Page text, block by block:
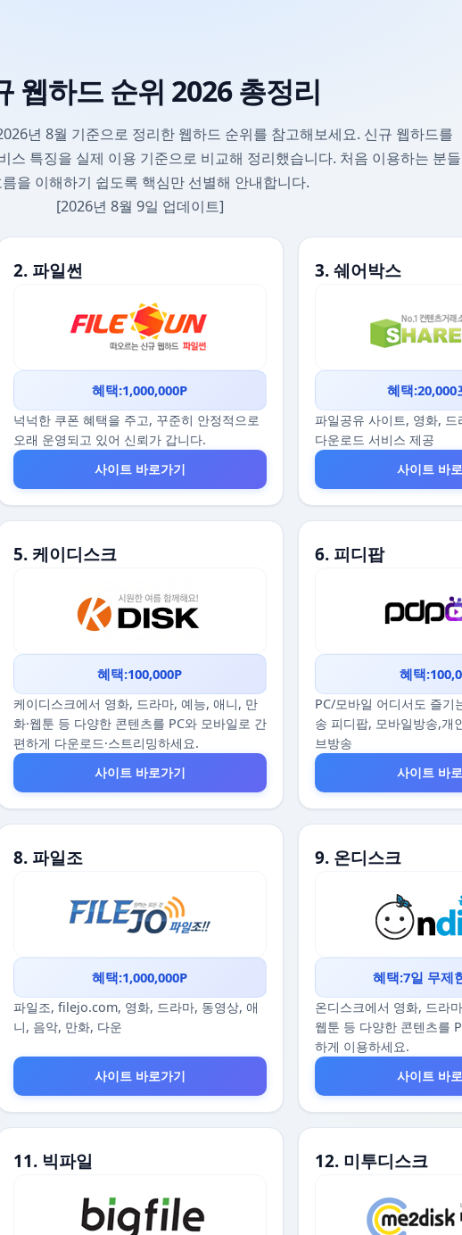
웹하드 순위 2026 총정리
년 8월 기준으로 정리한 웹하드 순위를 참고해보세요. 신규 웹하드를
스 특징을 실제 이용 기준으로 비교해 정리했습니다. 처음 이용하는 분들
을 이해하기 쉽도록 핵심만 선별해 안내합니다.
[2026년 8월 9일 업데이트]
2. 파일썬
혜택:1,000,000P
넉넉한 쿠폰 혜택을 주고, 꾸준히 안정적으로
오래 운영되고 있어 신뢰가 갑니다.
사이트 바로가기
3. 쉐어박스
혜택:20,000
파일공유 사이트, 영화,
다운로드 서비스 제공
사이트 바
5. 케이디스크
혜택:100,000P
케이디스크에서 영화, 드라마, 예능, 애니, 만
화·웹툰 등 다양한 콘텐츠를 PC와 모바일로 간
편하게 다운로드·스트리밍하세요.
사이트 바로가기
6. 피디팝
혜택
PC/모바일 어디서도 즐기
송 피디팝, 모바일방송,개
브방송
사이트 바
8. 파일조
혜택:1,000,000P
파일조, filejo.com, 영화, 드라마, 동영상, 애
니, 음악, 만화, 다운
사이트 바로가기
9. 온디스크
혜택:7일 무제
온디스크에서 영화, 드라
웹툰 등 다양한 콘텐츠를
하게 이용하세요.
사이트 바
11. 빅파일 12. 미투디스크